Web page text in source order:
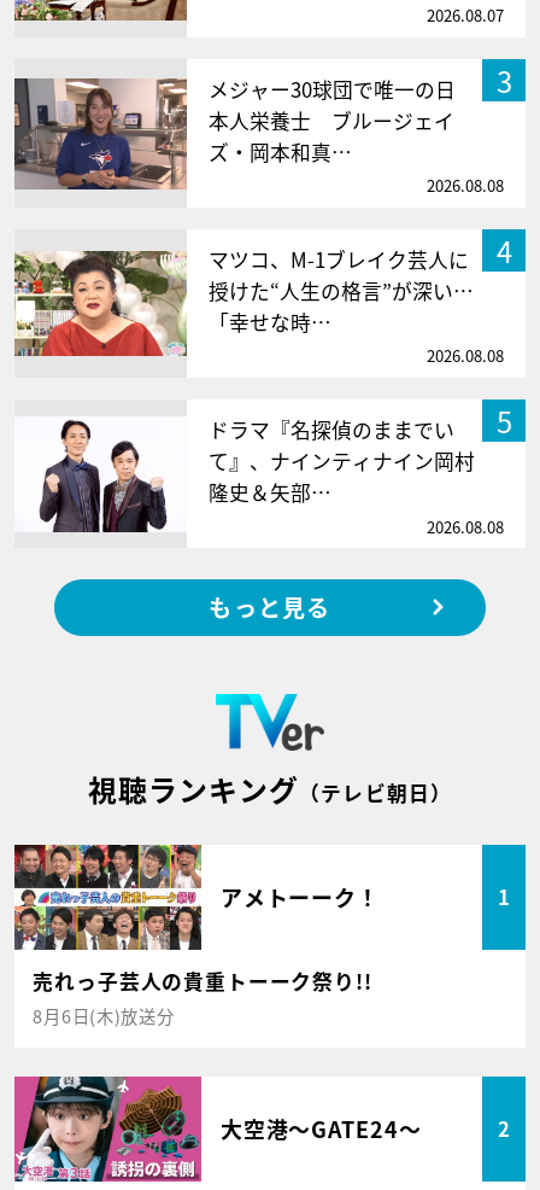
2026.08.07
3
メジャー30球団で唯一の日
本人栄養士 ブルージェイ
ズ・岡本和真…
2026.08.08
4
マツコ、M-1ブレイク芸人に
授けた“人生の格言”が深い…
「幸せな時…
2026.08.08
5
ドラマ『名探偵のままでい
て』、ナインティナイン岡村
隆史＆矢部…
2026.08.08
もっと見る
視聴ランキング （テレビ朝日）
アメトーーク！ 1
売れっ子芸人の貴重トーーク祭り!!
8月6日(木)放送分
大空港～GATE24～ 2